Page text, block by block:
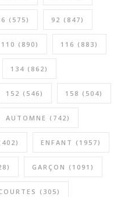
(575) 92 (847)
110 (890) 116 (883)
134 (862)
152 (546) 158 (504)
AUTOMNE (742)
ENFANT (1957)
GARÇON (1091)
(305)